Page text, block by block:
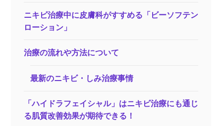
ニキビ治療中に皮膚科がすすめる「ビーソフテン
ローション」
治療の流れや方法について
最新のニキビ・しみ治療事情
「ハイドラフェイシャル」はニキビ治療にも通じ
る肌質改善効果が期待できる！